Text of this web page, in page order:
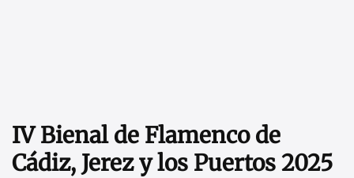
IV Bienal de Flamenco de
Cádiz, Jerez y los Puertos 2025